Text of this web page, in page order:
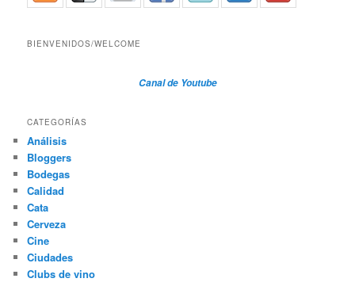
BIENVENIDOS/WELCOME
Canal de Youtube
CATEGORÍAS
Análisis
Bloggers
Bodegas
Calidad
Cata
Cerveza
Cine
Ciudades
Clubs de vino